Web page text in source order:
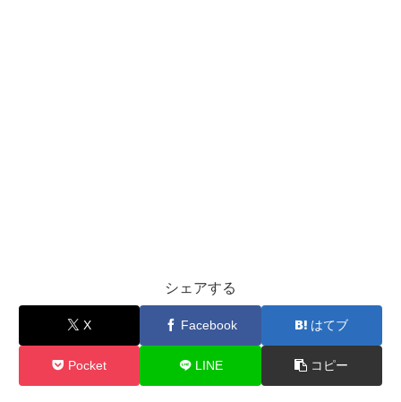
シェアする
X Facebook はてブ
Pocket LINE コピー